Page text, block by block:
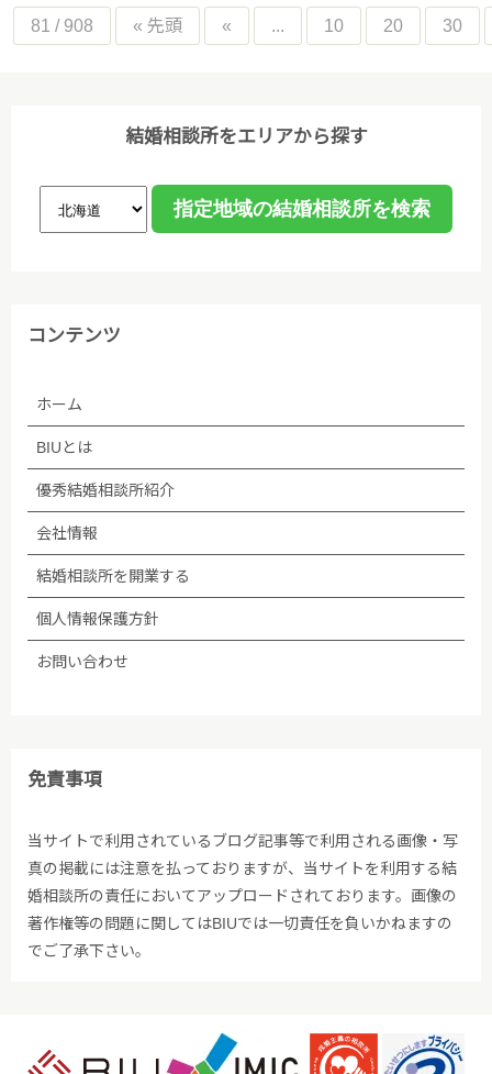
81 / 908 « 先頭 « ... 10 20 30
結婚相談所をエリアから探す
コンテンツ
ホーム
BIUとは
優秀結婚相談所紹介
会社情報
結婚相談所を開業する
個人情報保護方針
お問い合わせ
免責事項
当サイトで利用されているブログ記事等で利用される画像・写
真の掲載には注意を払っておりますが、当サイトを利用する結
婚相談所の責任においてアップロードされております。画像の
著作権等の問題に関してはBIUでは一切責任を負いかねますの
でご了承下さい。